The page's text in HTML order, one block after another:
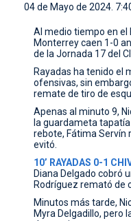
04 de Mayo de 2024.
Al medio tiempo en el
Monterrey caen 1-0
de la Jornada 17 del
Rayadas ha tenido el
ofensivas, sin
remate de tiro de
Apenas al minuto 9,
la guardameta tapatía
rebote, Fátima Servín
evitó.
10’ RAYADAS 0-1
Diana Delgado cobró
Rodríguez remató de
Minutos más tarde,
Myra Delgadillo, pero